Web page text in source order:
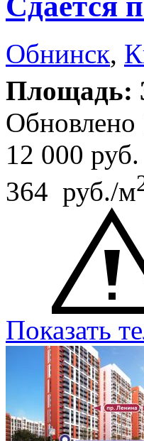
Обнинск,
Площадь:
12 000 руб.
364 руб./м
Показать